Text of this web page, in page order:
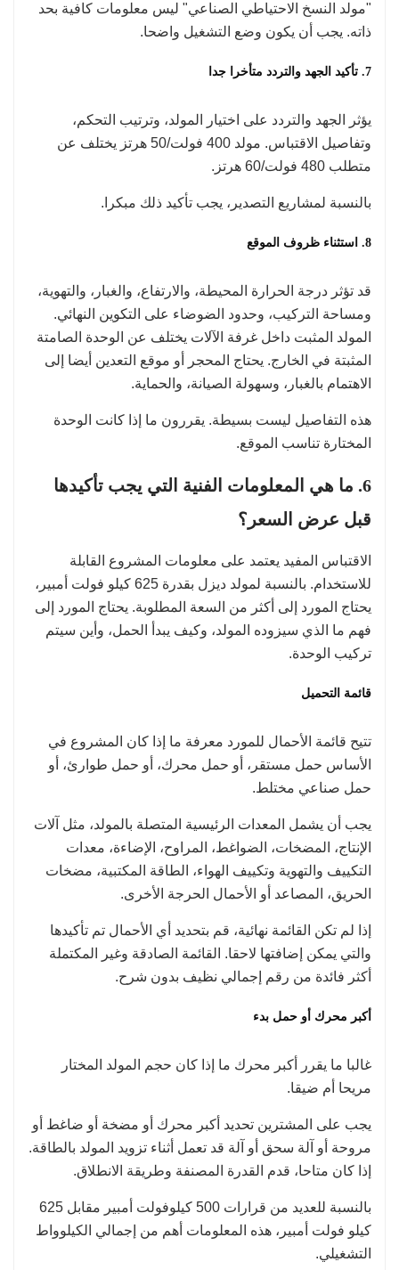
"مولد النسخ الاحتياطي الصناعي" ليس معلومات كافية بحد
ذاته. يجب أن يكون وضع التشغيل واضحا.
7. تأكيد الجهد والتردد متأخرا جدا
يؤثر الجهد والتردد على اختيار المولد، وترتيب التحكم،
وتفاصيل الاقتباس. مولد 400 فولت/50 هرتز يختلف عن
متطلب 480 فولت/60 هرتز.
بالنسبة لمشاريع التصدير، يجب تأكيد ذلك مبكرا.
8. استثناء ظروف الموقع
قد تؤثر درجة الحرارة المحيطة، والارتفاع، والغبار، والتهوية،
ومساحة التركيب، وحدود الضوضاء على التكوين النهائي.
المولد المثبت داخل غرفة الآلات يختلف عن الوحدة الصامتة
المثبتة في الخارج. يحتاج المحجر أو موقع التعدين أيضا إلى
الاهتمام بالغبار، وسهولة الصيانة، والحماية.
هذه التفاصيل ليست بسيطة. يقررون ما إذا كانت الوحدة
المختارة تناسب الموقع.
6. ما هي المعلومات الفنية التي يجب تأكيدها
قبل عرض السعر؟
الاقتباس المفيد يعتمد على معلومات المشروع القابلة
للاستخدام. بالنسبة لمولد ديزل بقدرة 625 كيلو فولت أمبير،
يحتاج المورد إلى أكثر من السعة المطلوبة. يحتاج المورد إلى
فهم ما الذي سيزوده المولد، وكيف يبدأ الحمل، وأين سيتم
تركيب الوحدة.
قائمة التحميل
تتيح قائمة الأحمال للمورد معرفة ما إذا كان المشروع في
الأساس حمل مستقر، أو حمل محرك، أو حمل طوارئ، أو
حمل صناعي مختلط.
يجب أن يشمل المعدات الرئيسية المتصلة بالمولد، مثل آلات
الإنتاج، المضخات، الضواغط، المراوح، الإضاءة، معدات
التكييف والتهوية وتكييف الهواء، الطاقة المكتبية، مضخات
الحريق، المصاعد أو الأحمال الحرجة الأخرى.
إذا لم تكن القائمة نهائية، قم بتحديد أي الأحمال تم تأكيدها
والتي يمكن إضافتها لاحقا. القائمة الصادقة وغير المكتملة
أكثر فائدة من رقم إجمالي نظيف بدون شرح.
أكبر محرك أو حمل بدء
غالبا ما يقرر أكبر محرك ما إذا كان حجم المولد المختار
مريحا أم ضيقا.
يجب على المشترين تحديد أكبر محرك أو مضخة أو ضاغط أو
مروحة أو آلة سحق أو آلة قد تعمل أثناء تزويد المولد بالطاقة.
إذا كان متاحا، قدم القدرة المصنفة وطريقة الانطلاق.
بالنسبة للعديد من قرارات 500 كيلوفولت أمبير مقابل 625
كيلو فولت أمبير، هذه المعلومات أهم من إجمالي الكيلوواط
التشغيلي.